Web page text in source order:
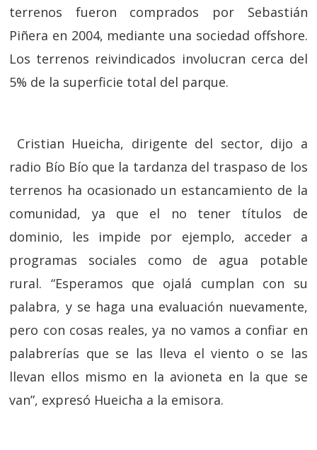
terrenos fueron comprados por Sebastián
Piñera en 2004, mediante una sociedad offshore.
Los terrenos reivindicados involucran cerca del
5% de la superficie total del parque.
Cristian Hueicha, dirigente del sector, dijo a
radio Bío Bío que la tardanza del traspaso de los
terrenos ha ocasionado un estancamiento de la
comunidad, ya que el no tener títulos de
dominio, les impide por ejemplo, acceder a
programas sociales como de agua potable
rural. “Esperamos que ojalá cumplan con su
palabra, y se haga una evaluación nuevamente,
pero con cosas reales, ya no vamos a confiar en
palabrerías que se las lleva el viento o se las
llevan ellos mismo en la avioneta en la que se
van”, expresó Hueicha a la emisora.